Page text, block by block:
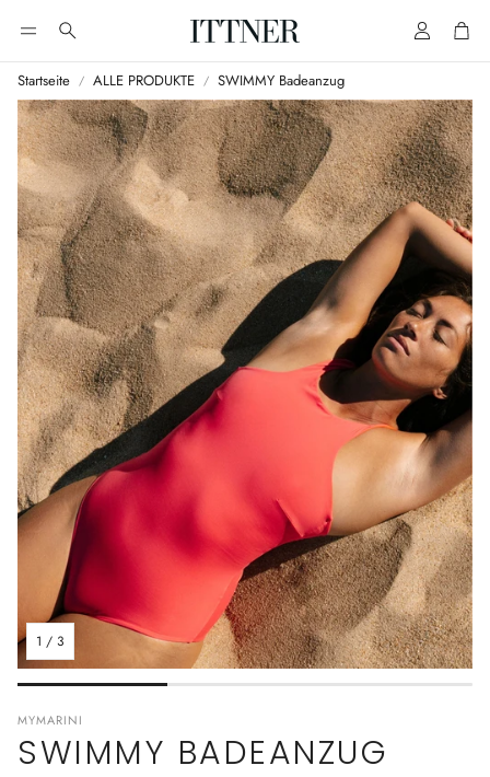
Suche AccountCart
Startseite ALLE PRODUKTE SWIMMY Badeanzug
1 / 3
MYMARINI
SWIMMY BADEANZUG